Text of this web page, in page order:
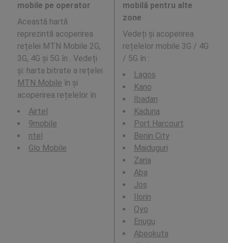
mobile pe operator
Această hartă
reprezintă acoperirea
rețelei MTN Mobile 2G,
3G, 4G și 5G în . Vedeți
și: harta bitrate a rețelei
MTN Mobile în și
acoperirea rețelelor în .
Airtel
9mobile
ntel
Glo Mobile
mobilă pentru alte
zone
Vedeți și acoperirea
rețelelor mobile 3G / 4G
/ 5G în :
Lagos
Kano
Ibadan
Kaduna
Port Harcourt
Benin City
Maiduguri
Zaria
Aba
Jos
Ilorin
Oyo
Enugu
Abeokuta